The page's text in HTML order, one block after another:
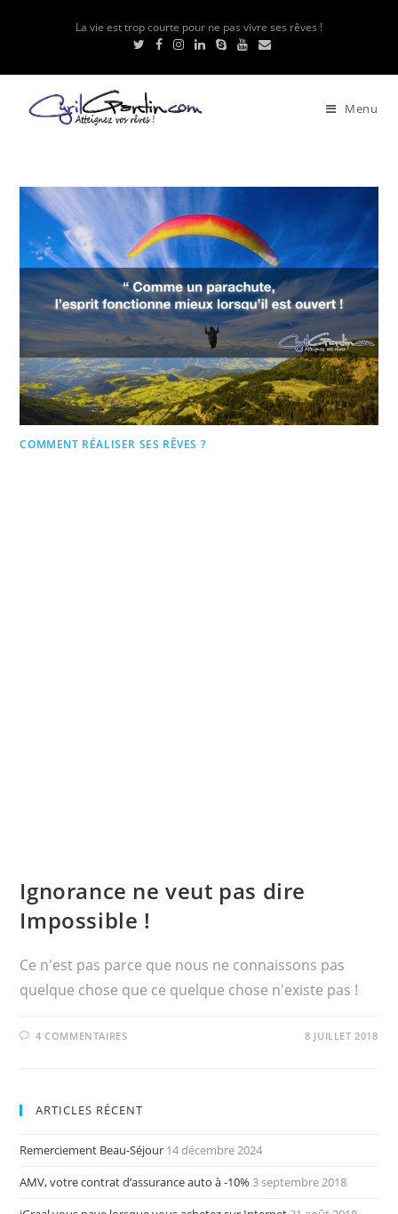
La vie est trop courte pour ne pas vivre ses rêves !
Menu
COMMENT RÉALISER SES RÊVES ?
Ignorance ne veut pas dire
Impossible !
Ce n'est pas parce que nous ne connaissons pas
quelque chose que ce quelque chose n'existe pas !
4 COMMENTAIRES 8 JUILLET 2018
ARTICLES RÉCENT
Remerciement Beau-Séjour 14 décembre 2024
AMV, votre contrat d’assurance auto à -10% 3 septembre 2018